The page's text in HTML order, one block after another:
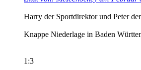
Harry der Sportdirektor und Peter
Knappe Niederlage in Baden
1:3